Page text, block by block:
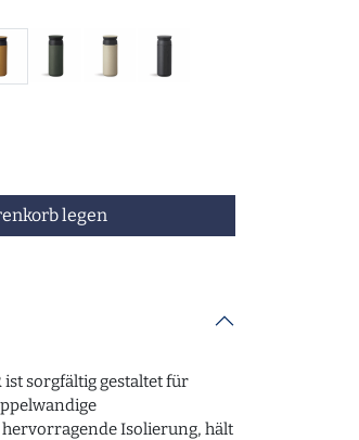
legen
ist sorgfältig gestaltet für
Isolierung, hält